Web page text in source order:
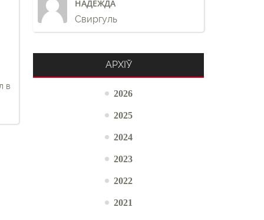
в
НАДЕЖДА
Свиргуль
АРХІЎ
2026
2025
2024
2023
2022
2021